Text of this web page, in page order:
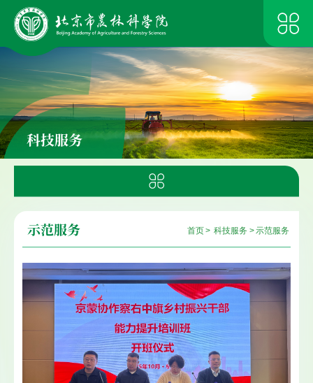
科技服务
首页> 科技服务 >示范服务
示范服务